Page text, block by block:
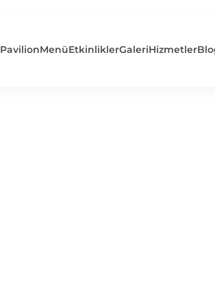
PavilionMenüEtkinliklerGaleriHizmetler